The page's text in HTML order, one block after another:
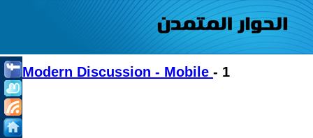
Modern Discussion - Mobile - 1